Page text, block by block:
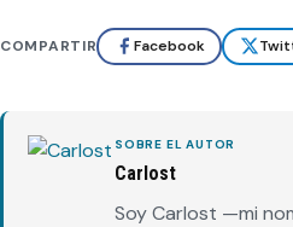
COMPARTIR Facebook
SOBRE EL AUTOR
Carlost
Soy Carlost —mi